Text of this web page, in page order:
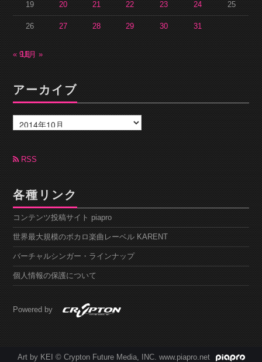
19 20 21 22 23 24 25
26 27 28 29 30 31
« 9月
11月 »
アーカイブ
ー
カ
ブRSS
各種リンク
コンテンツ投稿サイト piapro
世界最大規模のボカロ楽曲レーベル KARENT
バーチャルシンガー・ラインナップ
個人情報の保護について
Powered by
Art by KEI © Crypton Future Media, INC. www.piapro.net